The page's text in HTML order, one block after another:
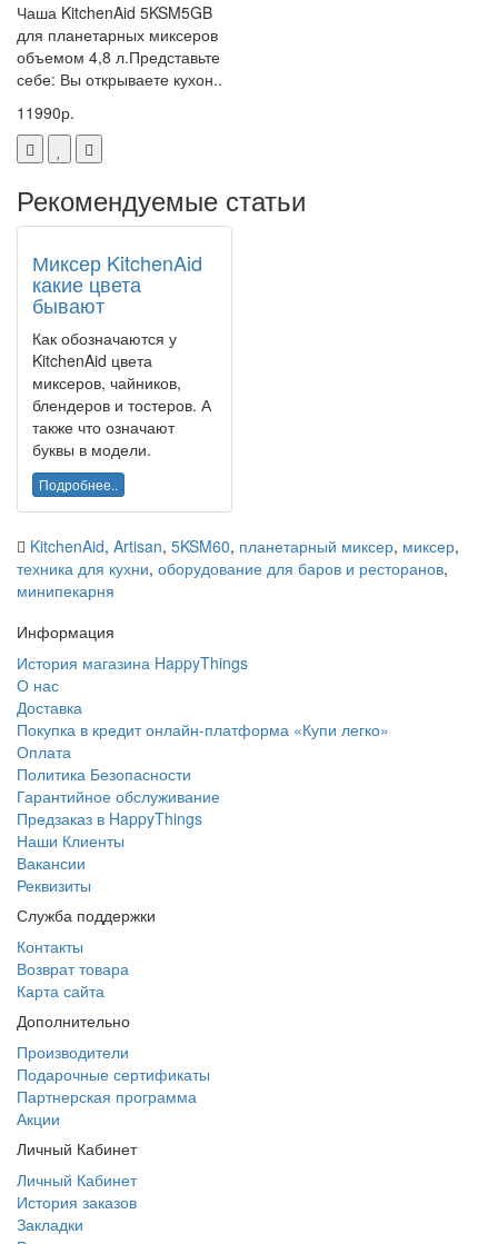
Чаша KitchenAid 5KSM5GB
для планетарных миксеров
объемом 4,8 л.Представьте
себе: Вы открываете кухон..
11990р.
Рекомендуемые статьи
Миксер KitchenAid
какие цвета
бывают
Как обозначаются у
KitchenAid цвета
миксеров, чайников,
блендеров и тостеров. А
также что означают
буквы в модели.
Подробнее..
KitchenAid, Artisan, 5KSM60, планетарный миксер, миксер,
техника для кухни, оборудование для баров и ресторанов,
минипекарня
Информация
История магазина HappyThings
О нас
Доставка
Покупка в кредит онлайн-платформа «Купи легко»
Оплата
Политика Безопасности
Гарантийное обслуживание
Предзаказ в HappyThings
Наши Клиенты
Вакансии
Реквизиты
Служба поддержки
Контакты
Возврат товара
Карта сайта
Дополнительно
Производители
Подарочные сертификаты
Партнерская программа
Акции
Личный Кабинет
Личный Кабинет
История заказов
Закладки